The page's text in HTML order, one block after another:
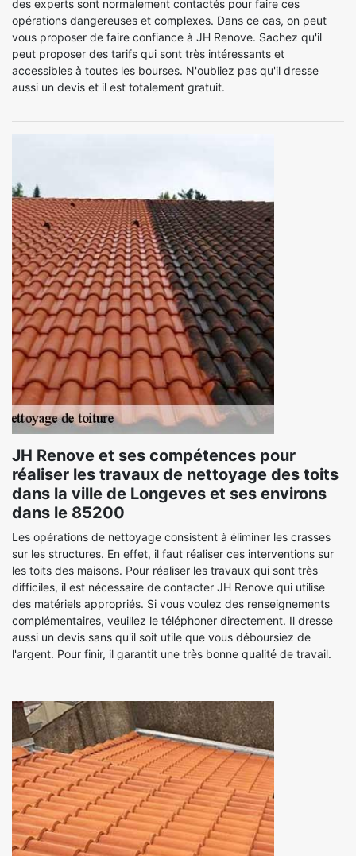
des experts sont normalement contactés pour faire ces
opérations dangereuses et complexes. Dans ce cas, on peut
vous proposer de faire confiance à JH Renove. Sachez qu'il
peut proposer des tarifs qui sont très intéressants et
accessibles à toutes les bourses. N'oubliez pas qu'il dresse
aussi un devis et il est totalement gratuit.
JH Renove et ses compétences pour
réaliser les travaux de nettoyage des toits
dans la ville de Longeves et ses environs
dans le 85200
Les opérations de nettoyage consistent à éliminer les crasses
sur les structures. En effet, il faut réaliser ces interventions sur
les toits des maisons. Pour réaliser les travaux qui sont très
difficiles, il est nécessaire de contacter JH Renove qui utilise
des matériels appropriés. Si vous voulez des renseignements
complémentaires, veuillez le téléphoner directement. Il dresse
aussi un devis sans qu'il soit utile que vous déboursiez de
l'argent. Pour finir, il garantit une très bonne qualité de travail.